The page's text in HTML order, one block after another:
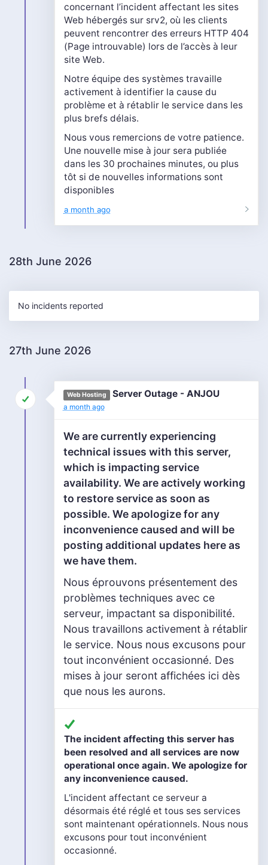
concernant l’incident affectant les sites
Web hébergés sur srv2, où les clients
peuvent rencontrer des erreurs HTTP 404
(Page introuvable) lors de l’accès à leur
site Web.
Notre équipe des systèmes travaille
activement à identifier la cause du
problème et à rétablir le service dans les
plus brefs délais.
Nous vous remercions de votre patience.
Une nouvelle mise à jour sera publiée
dans les 30 prochaines minutes, ou plus
tôt si de nouvelles informations sont
disponibles
a month ago
28th June 2026
No incidents reported
27th June 2026
Web Hosting Server Outage - ANJOU
a month ago
We are currently experiencing
technical issues with this server,
which is impacting service
availability. We are actively working
to restore service as soon as
possible. We apologize for any
inconvenience caused and will be
posting additional updates here as
we have them.
Nous éprouvons présentement des
problèmes techniques avec ce
serveur, impactant sa disponibilité.
Nous travaillons activement à rétablir
le service. Nous nous excusons pour
tout inconvénient occasionné. Des
mises à jour seront affichées ici dès
que nous les aurons.
The incident affecting this server has
been resolved and all services are now
operational once again. We apologize for
any inconvenience caused.
L'incident affectant ce serveur a
désormais été réglé et tous ses services
sont maintenant opérationnels. Nous nous
excusons pour tout inconvénient
occasionné.